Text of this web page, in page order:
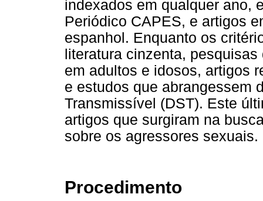
indexados em qualquer ano,
Periódico CAPES, e artigos
espanhol. Enquanto os
literatura cinzenta,
em adultos e idosos, artigos
e estudos que abrangessem
Transmissível (DST). Este
artigos que surgiram na
sobre os agressores sexuais.
Procedimento